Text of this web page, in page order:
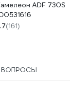
ADF 730S
(161)
ВОПРОСЫ